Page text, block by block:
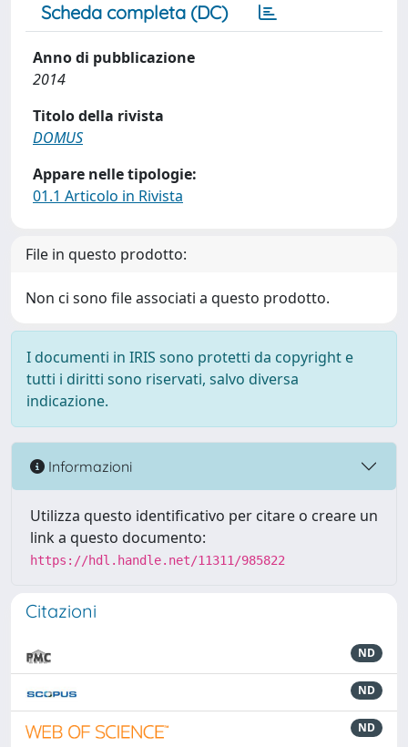
Scheda completa (DC)
Anno di pubblicazione
2014
Titolo della rivista
DOMUS
Appare nelle tipologie:
01.1 Articolo in Rivista
File in questo prodotto:
Non ci sono file associati a questo prodotto.
I documenti in IRIS sono protetti da copyright e
tutti i diritti sono riservati, salvo diversa
indicazione.
Informazioni
Utilizza questo identificativo per citare o creare un
link a questo documento:
https://hdl.handle.net/11311/985822
Citazioni
ND
ND
ND